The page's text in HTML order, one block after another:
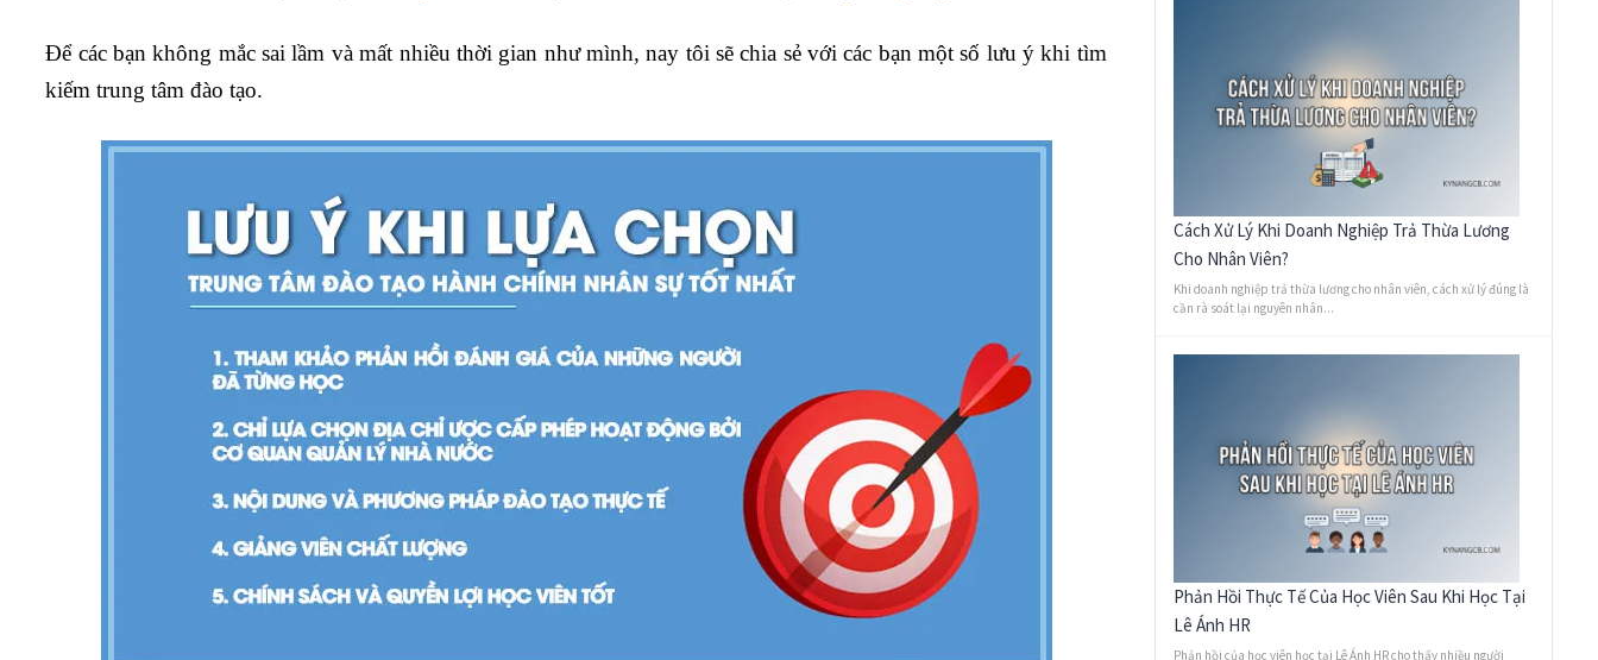
Để các bạn không mắc sai lầm và mất nhiều thời gian như mình, nay tôi sẽ chia sẻ với các bạn một số lưu ý khi tìm
kiếm trung tâm đào tạo.
Cách Xử Lý Khi Doanh Nghiệp Trả Thừa Lương
Cho Nhân Viên?
Khi doanh nghiệp trả thừa lương cho nhân viên, cách xử lý đúng là
cần rà soát lại nguyên nhân...
Phản Hồi Thực Tế Của Học Viên Sau Khi Học Tại
Lê Ánh HR
Phản hồi của học viên học tại Lê Ánh HR cho thấy nhiều người